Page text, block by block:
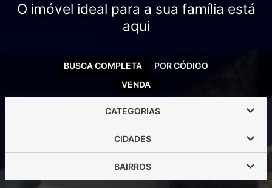
O imóvel ideal para a sua família está
aqui
VENDA
BUSCA COMPLETA POR CÓDIGO
CATEGORIAS
CIDADES
BAIRROS